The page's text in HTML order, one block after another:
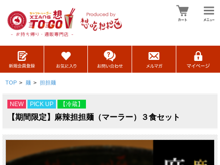
TOP > 麺 > 担担麺
NEW PICK UP 【冷蔵】
【期間限定】麻辣担担麺（マーラー）３食セット